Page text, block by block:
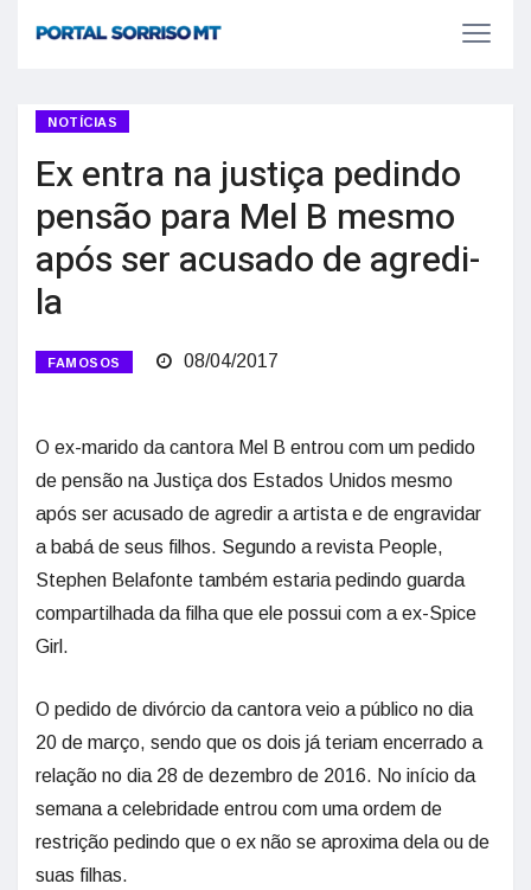
NOTÍCIAS
Ex entra na justiça pedindo
pensão para Mel B mesmo
após ser acusado de agredi-
la
FAMOSOS 08/04/2017
O ex-marido da cantora Mel B entrou com um pedido
de pensão na Justiça dos Estados Unidos mesmo
após ser acusado de agredir a artista e de engravidar
a babá de seus filhos. Segundo a revista People,
Stephen Belafonte também estaria pedindo guarda
compartilhada da filha que ele possui com a ex-Spice
Girl.
O pedido de divórcio da cantora veio a público no dia
20 de março, sendo que os dois já teriam encerrado a
relação no dia 28 de dezembro de 2016. No início da
semana a celebridade entrou com uma ordem de
restrição pedindo que o ex não se aproxima dela ou de
suas filhas.